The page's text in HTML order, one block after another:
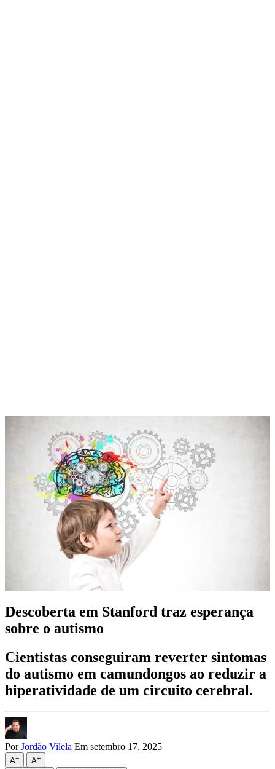
Descoberta em Stanford traz esperança
sobre o autismo
Cientistas conseguiram reverter sintomas
do autismo em camundongos ao reduzir a
hiperatividade de um circuito cerebral.
PorJordão Vilela Em setembro 17, 2025
A− A+